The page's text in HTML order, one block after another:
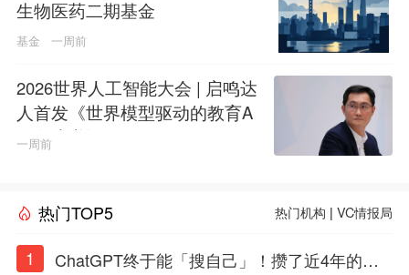
生物医药二期基金
基金 一周前
2026世界人工智能大会 | 启鸣达
人首发《世界模型驱动的教育A
GI白皮书》
一周前
热门TOP5 热门机构 |VC情报局
1
ChatGPT终于能「搜自己」！攒了近4年的对